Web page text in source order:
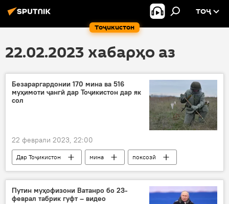
Тоҷикистон
ТОҶ
22.02.2023 хабарҳо аз
Безараргардонии 170 мина ва 516
муҳимоти ҷангӣ дар Тоҷикистон дар як
сол
22 феврали 2023, 22:00
Дар Тоҷикистон мина
поксозӣ
ҷангӣ
сарбоз
Путин муҳофизони Ватанро бо 23-
феврал табрик гуфт – видео